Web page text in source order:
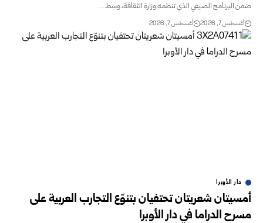
ضمن البرنامج الصيفي الذي تنظمه وزارة الثقافة، وسط…
أغسطس 7, 2026 أغسطس 7, 2026
دار الأوبرا
أمسيتان شعريتان تحتفيان بتنوّع التجارب العربية على
مسرح الدراما في دار الأوبرا